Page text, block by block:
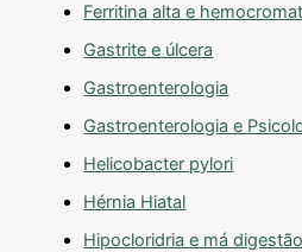
Ferritina alta e
Gastrite e úlcera
Gastroenterologia
Gastroenterologia e
Helicobacter pylori
Hérnia Hiatal
Hipocloridria e má digestão